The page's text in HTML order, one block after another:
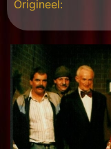
Origineel: